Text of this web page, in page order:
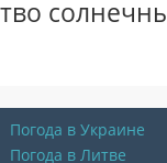
Погода в Украине
Погода в Литве